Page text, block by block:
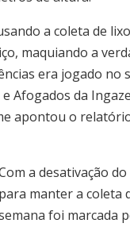
a coleta de
maquiando a
era jogado no
Afogados da
apontou o relatório
a desativação
para manter a coleta
foi marcada